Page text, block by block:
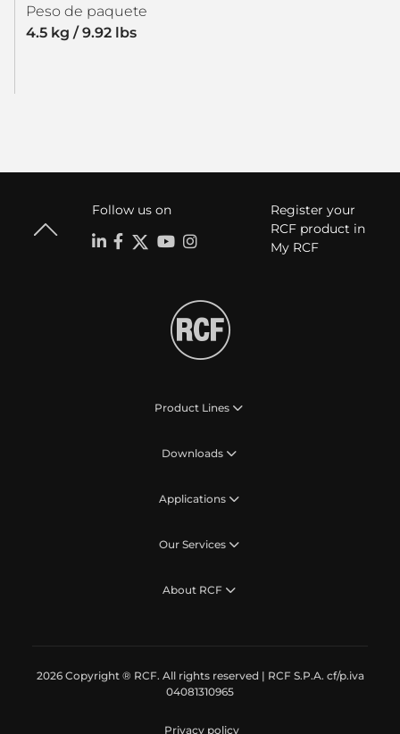
Peso de paquete
4.5 kg / 9.92 lbs
Follow us on
Register your
RCF product in
My RCF
Product Lines
Downloads
Applications
Our Services
About RCF
2026 Copyright ® RCF. All rights reserved | RCF S.P.A. cf/p.iva
04081310965
Privacy policy